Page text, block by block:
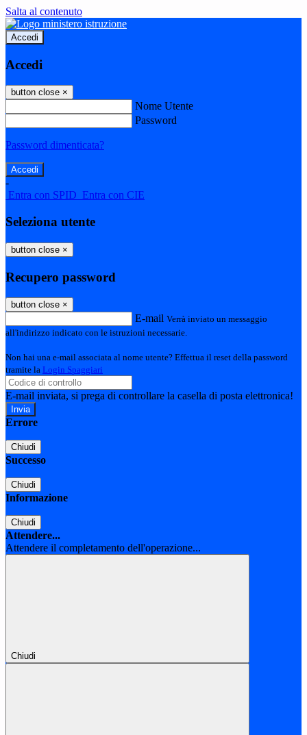
Salta al contenuto
Accedi
Accedi
button close ×
Nome Utente
Password
Password dimenticata?
-
Entra con SPID Entra con CIE
Seleziona utente
button close ×
Recupero password
button close ×
E-mail Verrà inviato un messaggio
all'indirizzo indicato con le istruzioni necessarie.
Non hai una e-mail associata al nome utente? Effettua il reset della password
tramite la Login Spaggiari
E-mail inviata, si prega di controllare la casella di posta elettronica!
Errore
Chiudi
Successo
Chiudi
Informazione
Chiudi
Attendere...
Attendere il completamento dell'operazione...
Chiudi